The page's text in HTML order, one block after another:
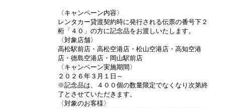
〈キャンペーン内容〉
レンタカー貸渡契約時に発行される伝票の番号下２
桁「４０」の方に記念品をお渡しいたします。
〈対象店舗〉
高松駅前店・高松空港店・松山空港店・高知空港
店・徳島空港店・岡山駅前店
〈キャンペーン実施期間〉
２０２６年３月１日～
※記念品は、４００個の数量限定でなくなり次第終
了とさせていただきます。
〈対象のお客様〉